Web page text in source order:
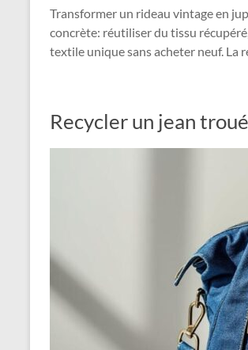
Transformer un rideau vintage en
concrète: réutiliser du tissu
textile unique sans acheter neuf. La
Recycler un jean